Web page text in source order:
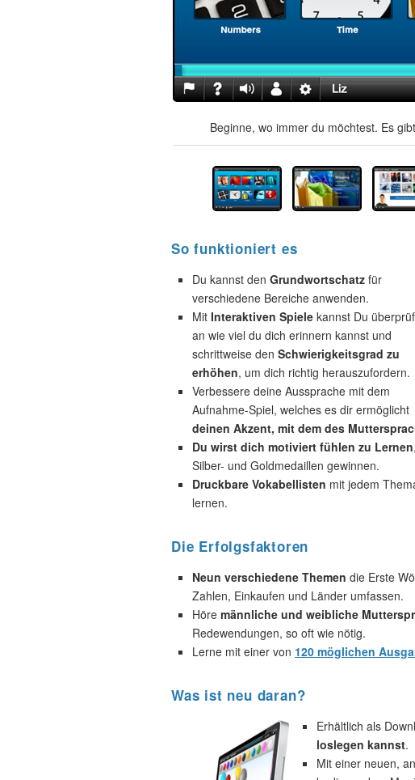
Beginne, wo immer du möchtest. Es
So funktioniert es
Du kannst den Grundwortschatz für
verschiedene Bereiche anwenden.
Mit Interaktiven Spiele kannst Du
an wie viel du dich erinnern kannst und
schrittweise den Schwierigkeitsgrad zu
erhöhen, um dich richtig herauszufordern.
Verbessere deine Aussprache mit dem
Aufnahme-Spiel, welches es dir ermöglicht
deinen Akzent, mit dem des
Du wirst dich motiviert fühlen zu Lernen
Silber- und Goldmedaillen gewinnen.
Druckbare Vokabellisten mit jedem
lernen.
Die Erfolgsfaktoren
Neun verschiedene Themen die Erste
Zahlen, Einkaufen und Länder umfassen.
Höre männliche und weibliche
Redewendungen, so oft wie nötig.
Lerne mit einer von 120 möglichen
Was ist neu daran?
Erhältlich als
loslegen kannst.
Mit einer neuen,